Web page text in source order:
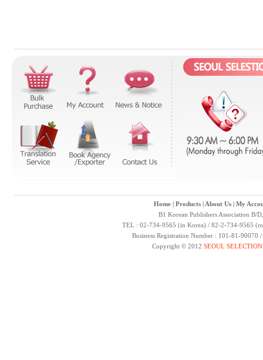
Home| Products| About Us| My
B1 Korean Publishers Association B/
TEL : 02-734-9565 (in Korea) / 82-2-734-9565
Business Registration Number : 101-81-
Copyright © 2012 SEOUL SELECTION